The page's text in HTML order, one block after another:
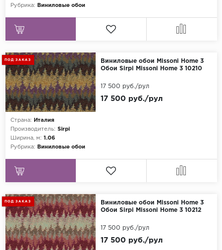
Рубрика:
Виниловые обои
ПОД ЗАКАЗ
Виниловые обои Missoni Home 3
Обои Sirpi Missoni Home 3 10210
Страна:
Италия
Производитель: Sirpi
Ширина, м: 1.06
Рубрика:
Виниловые обои
17 500 руб./рул
17 500 руб./рул
ПОД ЗАКАЗ
Виниловые обои Missoni Home 3
Обои Sirpi Missoni Home 3 10212
17 500 руб./рул
17 500 руб./рул